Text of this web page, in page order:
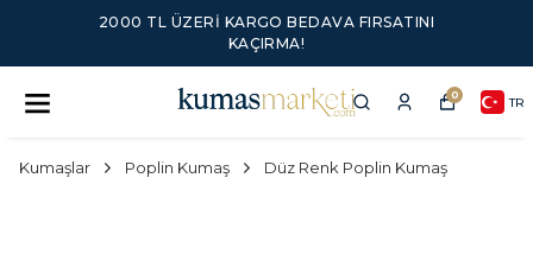
2000 TL ÜZERI KARGO BEDAVA FIRSATINI
KAÇIRMA!
0 TR
Kumaşlar Poplin Kumaş Düz Renk Poplin Kumaş